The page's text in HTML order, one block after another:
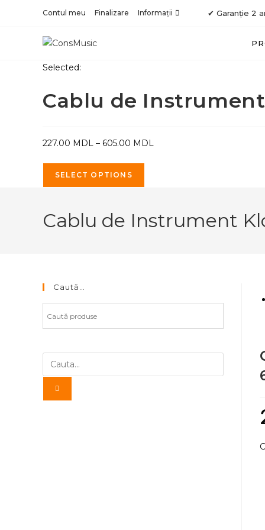
Contul meu Finalizare Informații ✔ Garanție 2
Selected:
Cablu de
227.00 MDL – 605.00 MDL
la
SELECT OPTIONS
Cablu de Instrument
Caută…